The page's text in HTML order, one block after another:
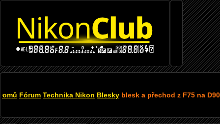
hlavnímu
obsahu
DROBEČKOVÁ
Fórum Technika Nikon Blesky blesk a přechod z F75 na D90